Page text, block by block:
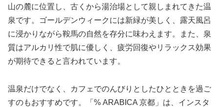
山の麓に位置し、古くから湯治場として親しまれてきた温
泉です。ゴールデンウィークには新緑が美しく、露天風呂
に浸かりながら鞍馬の自然を存分に味わえます。また、泉
質はアルカリ性で肌に優しく、疲労回復やリラックス効果
が期待できると言われています。
温泉だけでなく、カフェでのんびりとしたひとときを過ご
すのもおすすめです。「% ARABICA 京都」は、インスタ